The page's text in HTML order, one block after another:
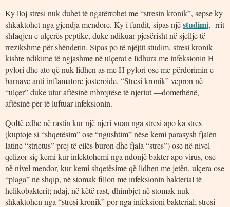
Ky lloj stresi nuk duhet të ngatërrohet me “stresin kronik”, sepse ky
shkaktohet nga gjendja mendore. Ky i fundit, sipas njëstudimi, rrit
shfaqjen e ulçerës peptike, duke ndikuar pjesërisht në sjellje të
rrezikshme për shëndetin. Sipas po të njëjtit studim, stresi kronik
kishte ndikime të ngjashme në ulçerat e lidhura me infeksionin H
pylori dhe ato që nuk lidhen as me H pylori ose me përdorimin e
barnave anti-inflamatore josteroide. “Stresi kronik” vepron në
“ulçer” duke ulur aftësinë mbrojtëse të njeriut ―domethënë,
aftësinë për të luftuar infeksionin.
Qoftë edhe në rastin kur një njeri vuan nga stresi apo ka stres
(kuptoje si “shqetësim” ose “ngushtim” nëse kemi parasysh fjalën
latine “strictus” prej të cilës buron dhe fjala “stres”) ose në nivel
qelizor siç kemi kur infektohemi nga ndonjë bakter apo virus, ose
në nivel mendor, kur kemi shqetësime që lidhen me jetën, ulçera ose
“plaga” në shqip, në stomak fillon me infeksionin bakterial të
helikobakterit; ndaj, në këtë rast, dhimbjet në stomak nuk
shkaktohen nga “stresi kronik” por nga infeksioni bakterial; stresi